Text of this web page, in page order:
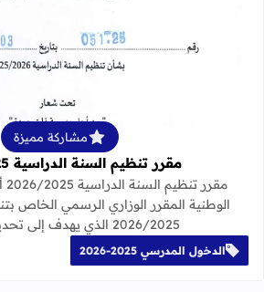
قراءة
مشاركة مميزة
مقرر تنظيم السنة الدراسية 2026/2025
الوطنية المقرر الوزاري الرسمي الخاص
2026/2025 الذي يهدف إلى تحديد مختلف…
الدخول المدرسي 2025-2026